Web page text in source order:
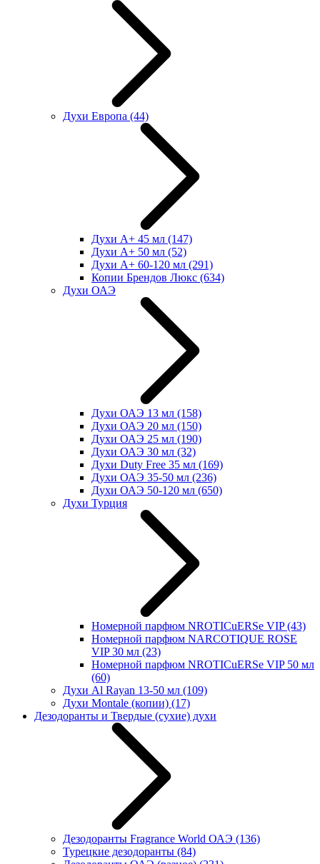
Духи Европа (44)
Духи А+ 45 мл (147)
Духи А+ 50 мл (52)
Духи А+ 60-120 мл (291)
Копии Брендов Люкс (634)
Духи ОАЭ
Духи ОАЭ 13 мл (158)
Духи ОАЭ 20 мл (150)
Духи ОАЭ 25 мл (190)
Духи ОАЭ 30 мл (32)
Духи Duty Free 35 мл (169)
Духи ОАЭ 35-50 мл (236)
Духи ОАЭ 50-120 мл (650)
Духи Турция
Номерной парфюм NROTICuERSe VIP(43)
Номерной парфюм NARCOTIQUE ROSE
VIP 30 мл (23)
Номерной парфюм NROTICuERSe VIP 50 мл
(60)
Духи Al Rayan 13-50 мл (109)
Духи Montale (копии) (17)
Дезодоранты и Твердые (сухие) духи
Дезодоранты Fragrance World ОАЭ (136)
Турецкие дезодоранты (84)